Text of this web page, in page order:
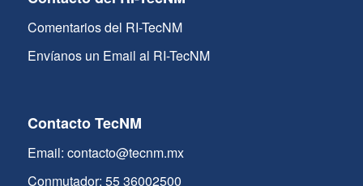
Comentarios del RI-TecNM
Envíanos un Email al RI-TecNM
Contacto TecNM
Email: contacto@tecnm.mx
Conmutador: 55 36002500